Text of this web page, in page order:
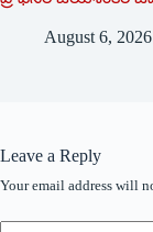
August 6, 2026
Leave a Reply
Your email address will